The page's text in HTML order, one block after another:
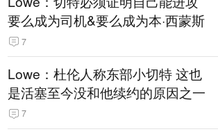
要么成为司机&要么成为本·西蒙斯
7
Lowe：杜伦人称东部小切特 这也
是活塞至今没和他续约的原因之一
7